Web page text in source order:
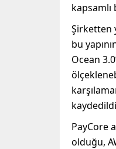
kapsamlı
Şirketten
bu
Ocean
PayCore
olduğu,